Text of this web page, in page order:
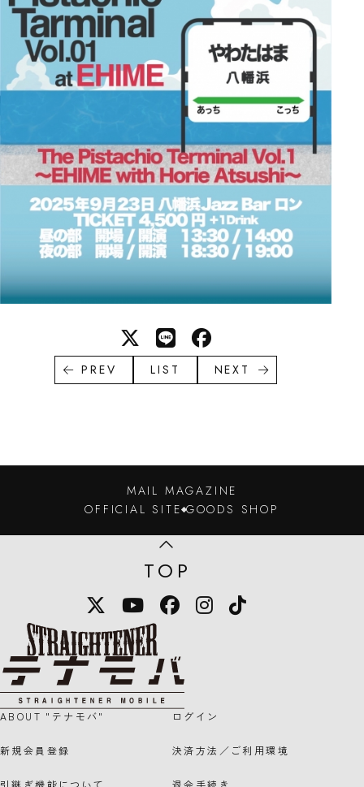
PREV LIST NEXT
MAIL MAGAZINE
OFFICIAL SITE GOODS SHOP
TOP
X
YouTube
Facebook
Instagram
TikTok
STRAIGHTENER テナモバのロゴマー
ABOUT "テナモバ" ログイン
新規会員登録 決済方法／ご利用環境
引継ぎ機能について 退会手続き